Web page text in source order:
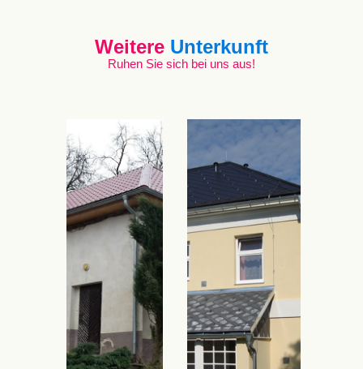
Weitere Unterkunft
Ruhen Sie sich bei uns aus!